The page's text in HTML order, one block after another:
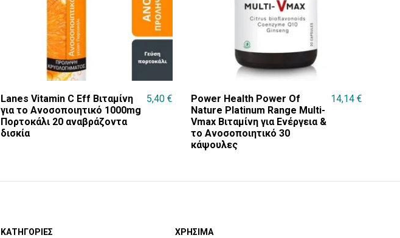
Lanes Vitamin C Eff Βιταμίνη
για το Ανοσοποιητικό 1000mg
Πορτοκάλι 20 αναβράζοντα
δισκία
5,40 €
Power Health Power Of
Nature Platinum Range Multi-
Vmax Βιταμίνη για Ενέργεια &
το Ανοσοποιητικό 30
κάψουλες
14,14 €
ΚΑΤΗΓΟΡΙΕΣ ΧΡΗΣΙΜΑ